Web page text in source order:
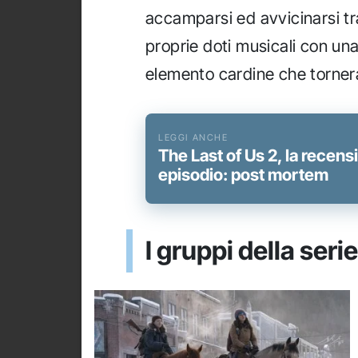
accamparsi ed avvicinarsi
proprie doti musicali con
elemento cardine che
The Last of Us 2, la
episodio: post mortem
I gruppi della